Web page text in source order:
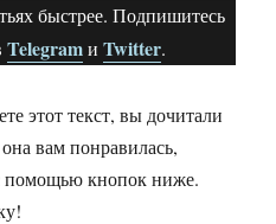
быстрее. Подпишитесь
Telegramи Twitter.
этот текст, вы дочитали
вам понравилась,
помощью кнопок ниже.